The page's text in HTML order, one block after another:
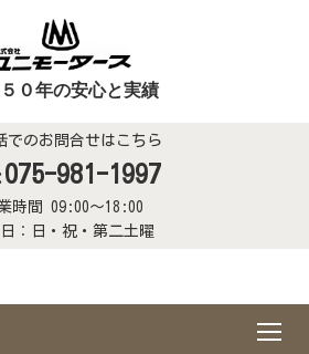
０年の安心と実績
でのお問合せはこちら
075-981-1997
時間 09:00～18:00
：日・祝・第二土曜